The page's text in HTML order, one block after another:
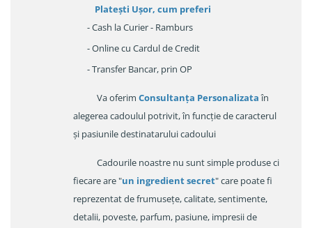
Platești Ușor, cum preferi
- Cash la Curier - Ramburs
- Online cu Cardul de Credit
- Transfer Bancar, prin OP
Va oferim Consultanța Personalizataîn
alegerea cadoulul potrivit, în funcție de caracterul
și pasiunile destinatarului cadoului
Cadourile noastre nu sunt simple produse ci
fiecare are "un ingredient secret" care poate fi
reprezentat de frumusețe, calitate, sentimente,
detalii, poveste, parfum, pasiune, impresii de